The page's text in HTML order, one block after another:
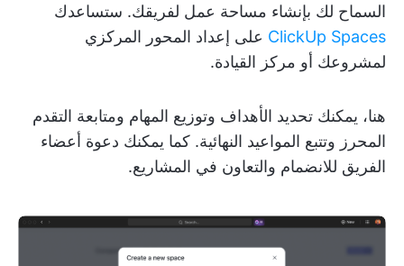
السماح لك بإنشاء مساحة عمل لفريقك. ستساعدك
ClickUp Spaces على إعداد المحور المركزي
لمشروعك أو مركز القيادة.
هنا، يمكنك تحديد الأهداف وتوزيع المهام ومتابعة التقدم
المحرز وتتبع المواعيد النهائية. كما يمكنك دعوة أعضاء
الفريق للانضمام والتعاون في المشاريع.